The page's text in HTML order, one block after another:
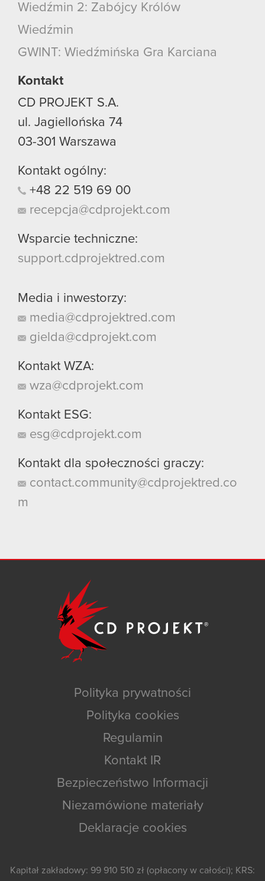
Wiedźmin 2: Zabójcy Królów
Wiedźmin
GWINT: Wiedźmińska Gra Karciana
Kontakt
CD PROJEKT S.A.
ul. Jagiellońska 74
03-301 Warszawa
Kontakt ogólny:
+48 22 519 69 00
recepcja@cdprojekt.com
Wsparcie techniczne:
support.cdprojektred.com
Media i inwestorzy:
media@cdprojektred.com
gielda@cdprojekt.com
Kontakt WZA:
wza@cdprojekt.com
Kontakt ESG:
esg@cdprojekt.com
Kontakt dla społeczności graczy:
contact.community@cdprojektred.co
m
Polityka prywatności
Polityka cookies
Regulamin
Kontakt IR
Bezpieczeństwo Informacji
Niezamówione materiały
Deklaracje cookies
Kapitał zakładowy: 99 910 510 zł (opłacony w całości); KRS: